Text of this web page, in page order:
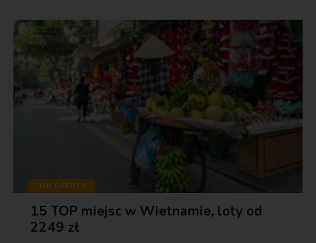
TOP OFERTY
15 TOP miejsc w Wietnamie, loty od
2249 zł